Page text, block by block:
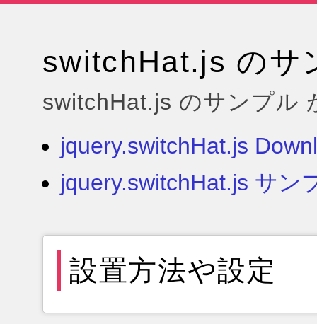
switchHat.js のサ
switchHat.js のサンプル
jquery.switchHat.js
jquery.switchHat.js サン
設置方法や設定